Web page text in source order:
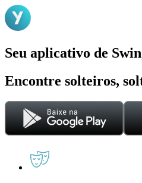
Seu aplicativo de
Encontre solteiros,